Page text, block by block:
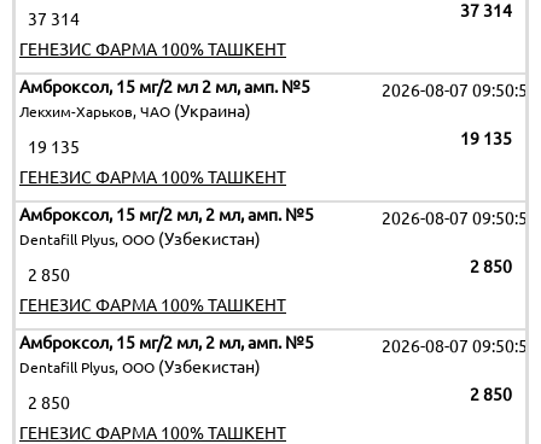
37 314
37 314
ГЕНЕЗИС ФАРМА 100% ТАШКЕНТ
Амброксол, 15 мг/2 мл 2 мл, амп. №5
Лекхим-Харьков, ЧАО (Украина)
2026-08-07 09:50:51
19 135
19 135
ГЕНЕЗИС ФАРМА 100% ТАШКЕНТ
Амброксол, 15 мг/2 мл, 2 мл, амп. №5
Dentafill Plyus, ООО (Узбекистан)
2026-08-07 09:50:51
2 850
2 850
ГЕНЕЗИС ФАРМА 100% ТАШКЕНТ
Амброксол, 15 мг/2 мл, 2 мл, амп. №5
Dentafill Plyus, ООО (Узбекистан)
2026-08-07 09:50:51
2 850
2 850
ГЕНЕЗИС ФАРМА 100% ТАШКЕНТ